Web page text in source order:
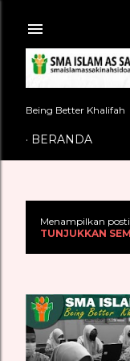
Being Better Khalifah
BERANDA
s
t
Menampilkan
TUNJUKKAN